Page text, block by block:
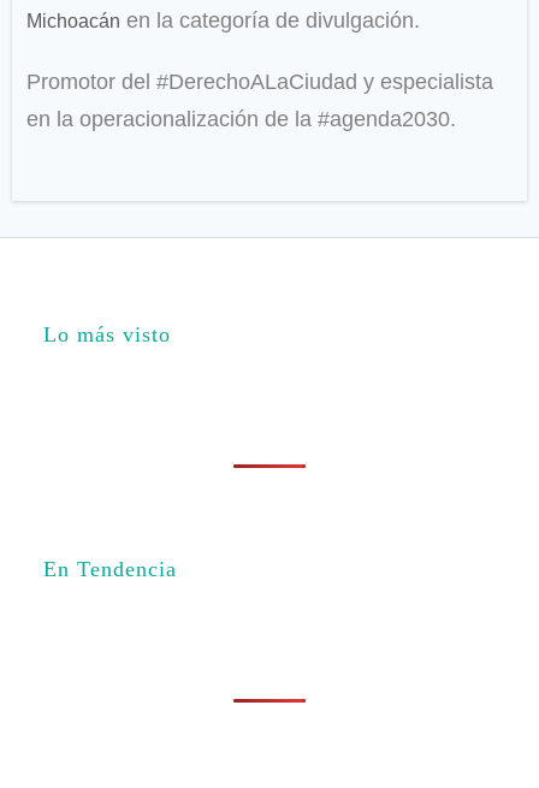
Michoacán en la categoría de divulgación.
Promotor del #DerechoALaCiudad y especialista
en la operacionalización de la #agenda2030.
Lo más visto
En Tendencia